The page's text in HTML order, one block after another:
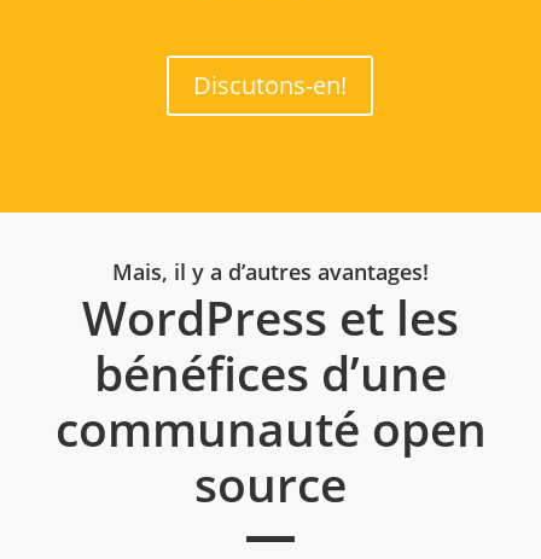
Discutons-en!
Mais, il y a d’autres avantages!
WordPress et les
bénéfices d’une
communauté open
source